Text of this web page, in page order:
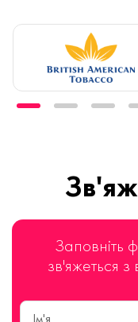
Заповніть
зв'яжеться